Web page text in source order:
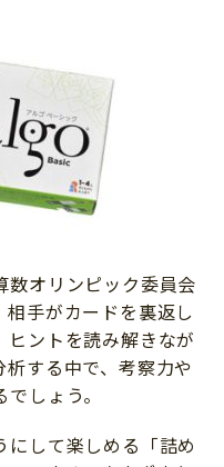
オリンピック委員会
手がカードを裏返し
ヒントを読み解きなが
する中で、考察力や
しょう。
にして楽しめる「詰め